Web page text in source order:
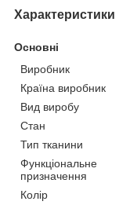
Характеристики
Основні
Виробник
Країна виробник
Вид виробу
Стан
Тип тканини
Функціональне
призначення
Колір